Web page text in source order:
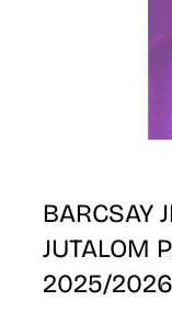
BARCSAY
JUTALOM
2025/